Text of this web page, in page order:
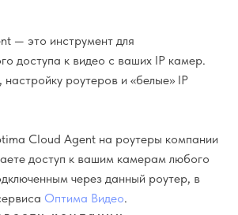
— это инструмент для
доступа к видео с ваших IP камер.
настройку роутеров и «белые» IP
Cloud Agent на роутеры компании
доступ к вашим камерам любого
через данный роутер, в
Оптима Видео.